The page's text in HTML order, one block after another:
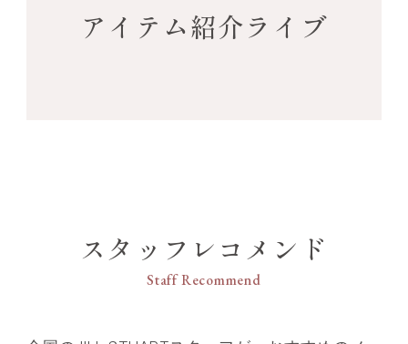
アイテム紹介ライブ
スタッフレコメンド
Staff Recommend